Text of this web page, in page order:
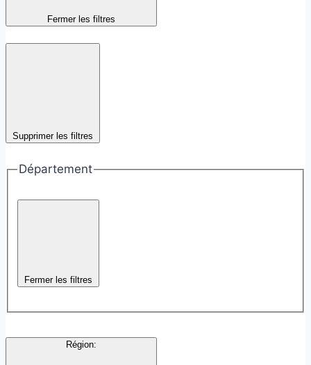
Fermer les filtres
Supprimer les filtres
Département
Fermer les filtres
Région: